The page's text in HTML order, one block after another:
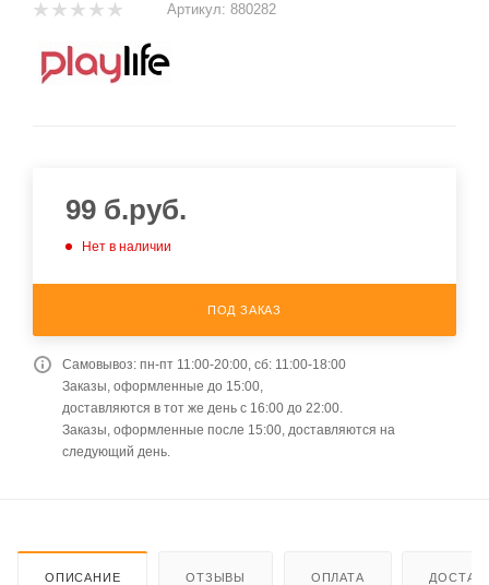
Артикул: 880282
99 б.руб.
Нет в наличии
ПОД ЗАКАЗ
Самовывоз: пн-пт 11:00-20:00, сб: 11:00-18:00
Заказы, оформленные до 15:00,
доставляются в тот же день с 16:00 до 22:00.
Заказы, оформленные после 15:00, доставляются на
следующий день.
ОПИСАНИЕ ОТЗЫВЫ ОПЛАТА